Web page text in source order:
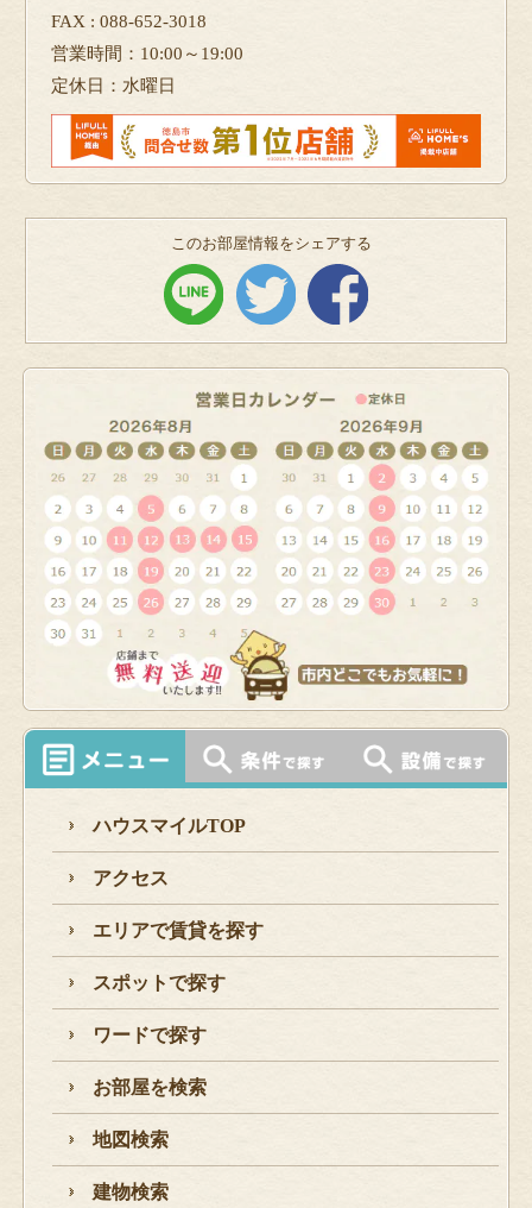
FAX : 088-652-3018
営業時間：10:00～19:00
定休日：水曜日
このお部屋情報をシェアする
ハウスマイルTOP
アクセス
エリアで賃貸を探す
スポットで探す
ワードで探す
お部屋を検索
地図検索
建物検索